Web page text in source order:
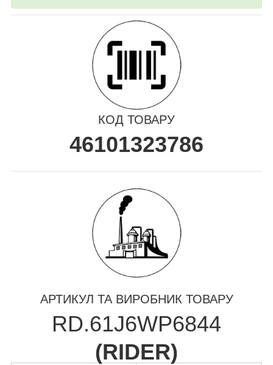
КОД ТОВАРУ
46101323786
АРТИКУЛ ТА ВИРОБНИК ТОВАРУ
RD.61J6WP6844
(RIDER)